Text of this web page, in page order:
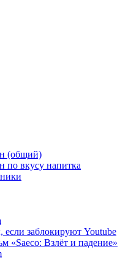
(общий)
по вкусу напитка
если заблокируют Youtube
«Saeco: Взлёт и падение»